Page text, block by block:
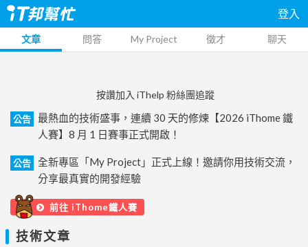
登入
文章 問答 My Project 徵才 聊天
按讚加入 iThelp 粉絲團追蹤
公告
最熱血的技術盛事，連續 30 天的修煉【2026 iThome 鐵
人賽】8 月 1 日賽事正式開啟！
公告
全新專區「My Project」正式上線！邀請你用技術交流，
分享最真實的開發經驗
前往 iThome鐵人賽
技術文章